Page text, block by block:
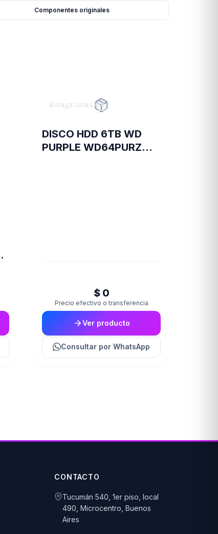
Componentes originales
Entrega inmediata
DISCO HDD 6TB WD
PURPLE WD64PURZ
$ 0
Precio efectivo o transferencia
Ver producto
Consultar por WhatsApp
CONTACTO
Tucumán 540, 1er piso, local
490, Microcentro, Buenos
Aires